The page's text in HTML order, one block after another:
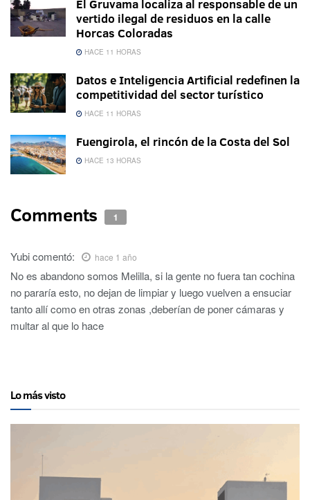
El Gruvama localiza al responsable de un
vertido ilegal de residuos en la calle
Horcas Coloradas
HACE 11 HORAS
Datos e Inteligencia Artificial redefinen la
competitividad del sector turístico
HACE 11 HORAS
Fuengirola, el rincón de la Costa del Sol
HACE 13 HORAS
Comments 1
Yubicomentó: hace 1 año
No es abandono somos Melilla, si la gente no fuera tan cochina
no pararía esto, no dejan de limpiar y luego vuelven a ensuciar
tanto allí como en otras zonas ,deberían de poner cámaras y
multar al que lo hace
Lo más visto